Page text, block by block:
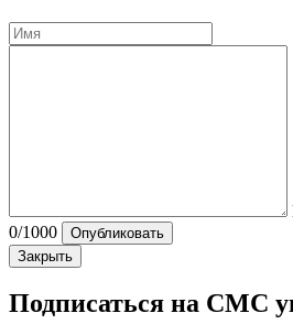
0/1000
Опубликовать
Закрыть
Подписаться на СМС